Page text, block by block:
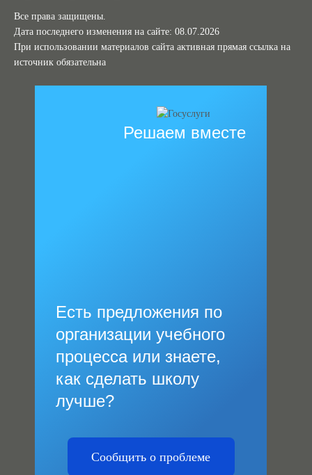
Все права защищены.
Дата последнего изменения на сайте: 08.07.2026
При использовании материалов сайта активная прямая ссылка на
источник обязательна
Решаем вместе
Есть предложения по
организации учебного
процесса или знаете,
как сделать школу
лучше?
Сообщить о проблеме